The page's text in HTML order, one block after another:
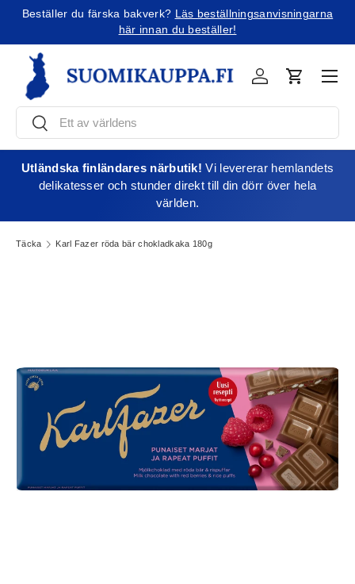
Jatka sisältöön
Beställer du färska bakverk? Läs beställningsanvisningarna
här innan du beställer!
SökaSöka
KirjauduVarukorg
Utländska finländares närbutik!Vi levererar hemlandets
delikatesser och stunder direkt till din dörr över hela
världen.
Täcka Karl Fazer röda bär chokladkaka 180g